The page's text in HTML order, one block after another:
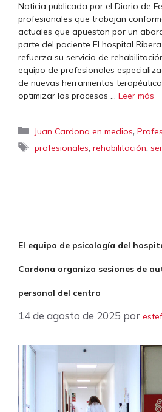
Noticia publicada por el Diario de
profesionales que trabajan
actuales que apuestan por un
parte del paciente El hospital
refuerza su servicio de
equipo de profesionales
de nuevas herramientas
optimizar los procesos … Leer más
Categorías
Juan Cardona en medios,
Etiquetas
profesionales,rehabilitación,
El equipo de psicología del
Cardona organiza sesiones de
personal del centro
14 de agosto de 2025 por